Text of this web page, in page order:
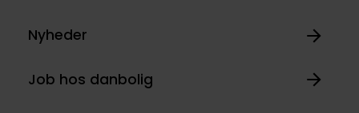
Nyheder
Job hos danbolig